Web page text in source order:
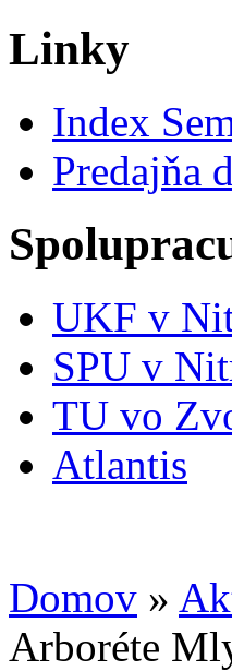
Linky
Index
Predajňa
UKF v
SPU v
TU vo
Atlantis
Domov »
Arboréte